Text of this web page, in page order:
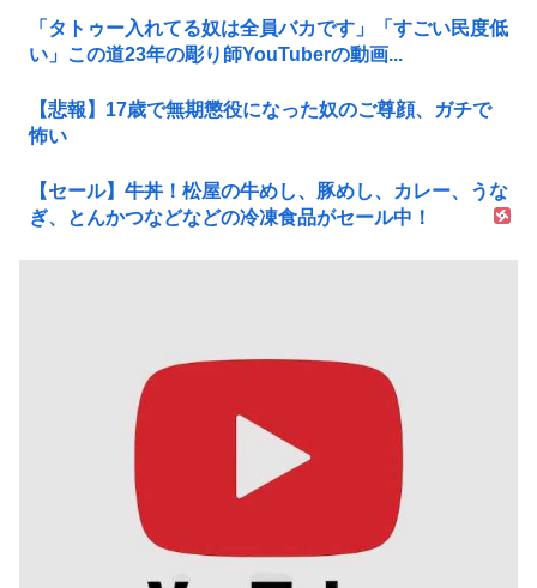
「タトゥー入れてる奴は全員バカです」「すごい民度低
い」この道23年の彫り師YouTuberの動画...
【悲報】17歳で無期懲役になった奴のご尊顔、ガチで
怖い
【セール】牛丼！松屋の牛めし、豚めし、カレー、うな
ぎ、とんかつなどなどの冷凍食品がセール中！